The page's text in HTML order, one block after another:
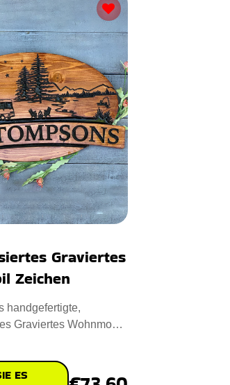
Graviertes
Zeichen
handgefertigte,
Graviertes Wohnmobil
ES